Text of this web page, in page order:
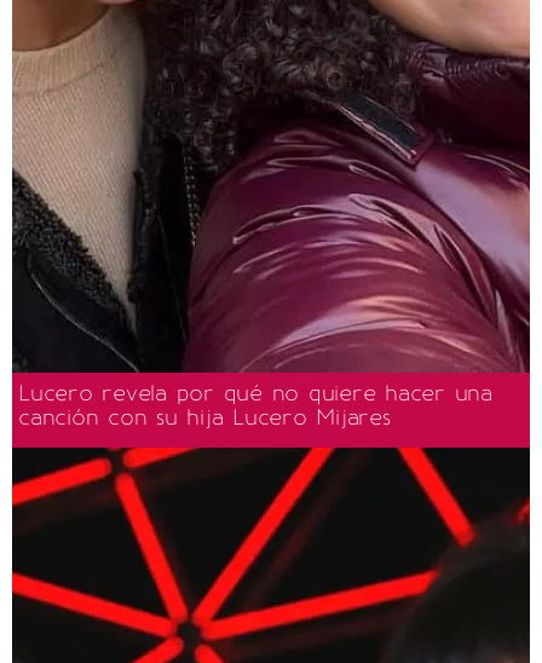
Lucero revela por qué no quiere hacer una
canción con su hija Lucero Mijares